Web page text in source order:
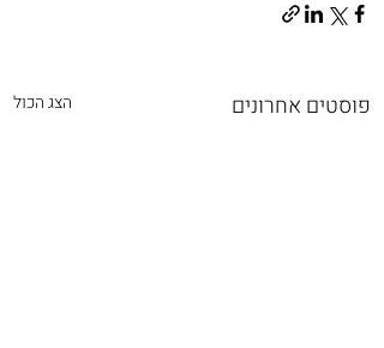
פוסטים אחרונים הצג הכול